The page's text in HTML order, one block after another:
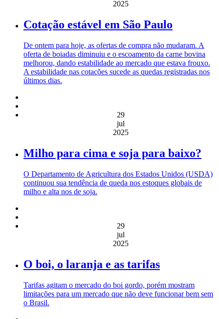
2025
Cotação estável em São Paulo
De ontem para hoje, as ofertas de compra não mudaram. A
oferta de boiadas diminuiu e o escoamento da carne bovina
melhorou, dando estabilidade ao mercado que estava frouxo.
A estabilidade nas cotações sucede as quedas registradas nos
últimos dias.
29
jul
2025
Milho para cima e soja para baixo?
O Departamento de Agricultura dos Estados Unidos (USDA)
continuou sua tendência de queda nos estoques globais de
milho e alta nos de soja.
29
jul
2025
O boi, o laranja e as tarifas
Tarifas agitam o mercado do boi gordo, porém mostram
limitações para um mercado que não deve funcionar bem sem
o Brasil.